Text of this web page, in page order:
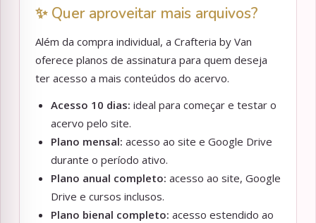
✨ Quer aproveitar mais arquivos?
Além da compra individual, a Crafteria by Van
oferece planos de assinatura para quem deseja
ter acesso a mais conteúdos do acervo.
Acesso 10 dias: ideal para começar e testar o
acervo pelo site.
Plano mensal: acesso ao site e Google Drive
durante o período ativo.
Plano anual completo: acesso ao site, Google
Drive e cursos inclusos.
Plano bienal completo: acesso estendido ao